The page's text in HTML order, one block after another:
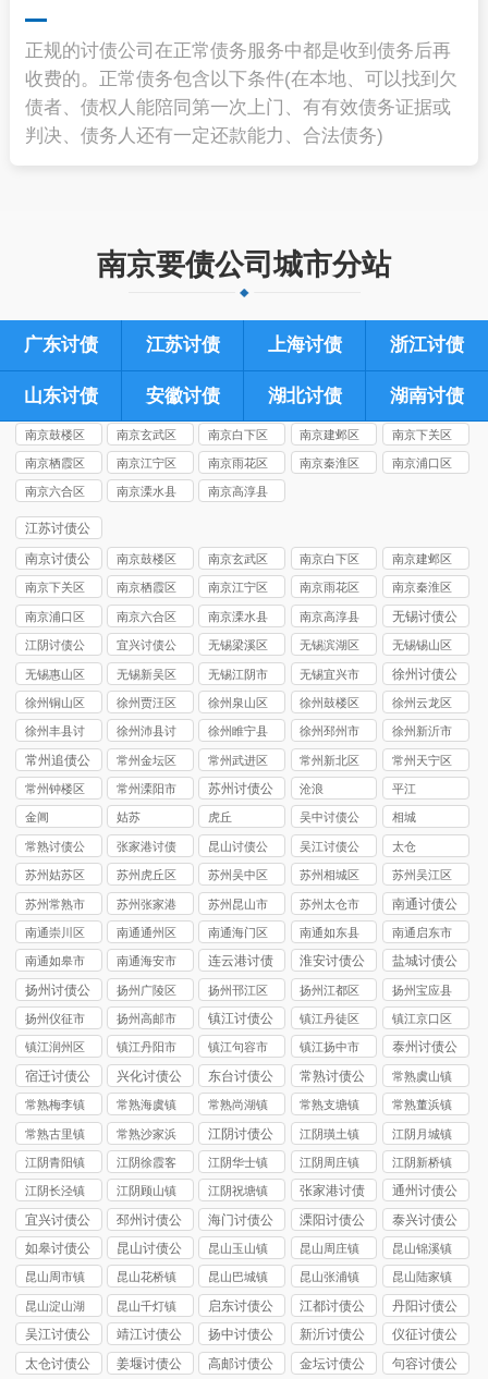
正规的讨债公司在正常债务服务中都是收到债务后再
收费的。正常债务包含以下条件(在本地、可以找到欠
债者、债权人能陪同第一次上门、有有效债务证据或
判决、债务人还有一定还款能力、合法债务)
南京要债公司城市分站
广东讨债 江苏讨债 上海讨债 浙江讨债
山东讨债 安徽讨债 湖北讨债 湖南讨债
南京鼓楼区
讨债公司
南京玄武区
讨债公司
南京白下区
讨债公司
南京建邺区
讨债公司
南京下关区
讨债公司
南京栖霞区
讨债公司
南京江宁区
讨债公司
南京雨花区
讨债公司
南京秦淮区
南京浦口区
南京六合区
讨债公司
南京溧水县
南京高淳县
江苏讨债公
司
南京讨债公
司
南京鼓楼区
讨债公司
南京玄武区
讨债公司
南京白下区
讨债公司
南京建邺区
讨债公司
南京下关区
讨债公司
南京栖霞区
讨债公司
南京江宁区
讨债公司
南京雨花区
讨债公司
南京秦淮区
讨债公司
南京浦口区
讨债公司
南京六合区
讨债公司
南京溧水县
讨债公司
南京高淳县
讨债公司
无锡讨债公
司
江阴讨债公
司
宜兴讨债公
司
无锡梁溪区
讨债公司
无锡滨湖区
讨债公司
无锡锡山区
讨债公司
无锡惠山区
讨债公司
无锡新吴区
讨债公司
无锡江阴市
讨债公司
无锡宜兴市
讨债公司
徐州讨债公
司
徐州铜山区
讨债公司
徐州贾汪区
讨债公司
徐州泉山区
讨债公司
徐州鼓楼区
讨债公司
徐州云龙区
讨债公司
徐州丰县讨
债公司
徐州沛县讨
债公司
徐州睢宁县
讨债公司
徐州‌邳州市
讨债公司
徐州新沂市
讨债公司
常州追债公
司
常州金坛区
讨债公司
常州武进区
讨债公司
常州新北区
讨债公司
常州天宁区
讨债公司
常州钟楼区
讨债公司
常州溧阳市
讨债公司
苏州讨债公
司
沧浪 平江
金阊 姑苏 虎丘
吴中讨债公
司
相城
常熟讨债公
司
张家港讨债
公司
昆山讨债公
司
吴江讨债公
司
太仓
苏州姑苏区
讨债公司
苏州虎丘区
讨债公司
苏州吴中区
讨债公司
苏州相城区
讨债公司
苏州吴江区
讨债公司
苏州常熟市
讨债公司
苏州张家港
市讨债公司
苏州昆山市
讨债公司
苏州太仓市
讨债公司
南通讨债公
司
南通崇川区
讨债公司
南通通州区
讨债公司
南通海门区
讨债公司
南通如东县
讨债公司
南通启东市
讨债公司
南通如皋市
讨债公司
南通海安市
讨债公司
连云港讨债
公司
淮安讨债公
司
盐城讨债公
司
扬州讨债公
司
扬州广陵区
讨债公司
扬州邗江区
讨债公司
扬州江都区
讨债公司
扬州宝应县
讨债公司
扬州仪征市
讨债公司
扬州高邮市
讨债公司
镇江讨债公
司
镇江丹徒区
讨债公司
镇江京口区
讨债公司
镇江润州区
讨债公司
镇江丹阳市
讨债公司
镇江句容市
讨债公司
镇江扬中市
讨债公司
泰州讨债公
司
宿迁讨债公
司
兴化讨债公
司
东台讨债公
司
常熟讨债公
司
常熟虞山镇
讨债公司
常熟梅李镇
讨债公司
常熟海虞镇
讨债公司
常熟尚湖镇
讨债公司
常熟支塘镇
讨债公司
常熟董浜镇
讨债公司
常熟古里镇
讨债公司
常熟沙家浜
镇讨债公司
江阴讨债公
司
江阴璜土镇
讨债公司
江阴月城镇
讨债公司
江阴青阳镇
讨债公司
江阴徐霞客
镇讨债公司
江阴华士镇
讨债公司
江阴周庄镇
讨债公司
江阴新桥镇
讨债公司
江阴长泾镇
讨债公司
江阴顾山镇
讨债公司
江阴祝塘镇
讨债公司
张家港讨债
公司
通州讨债公
司
宜兴讨债公
司
邳州讨债公
司
海门讨债公
司
溧阳讨债公
司
泰兴讨债公
司
如皋讨债公
司
昆山讨债公
司
昆山玉山镇
讨债公司
昆山周庄镇
讨债公司
昆山锦溪镇
讨债公司
昆山周市镇
讨债公司
昆山花桥镇
讨债公司
昆山巴城镇
讨债公司
昆山张浦镇
讨债公司
昆山陆家镇
讨债公司
昆山淀山湖
镇讨债公司
昆山千灯镇
讨债公司
启东讨债公
司
江都讨债公
司
丹阳讨债公
司
吴江讨债公
司
靖江讨债公
司
扬中讨债公
司
新沂讨债公
司
仪征讨债公
司
太仓讨债公
姜堰讨债公
高邮讨债公
金坛讨债公
句容讨债公